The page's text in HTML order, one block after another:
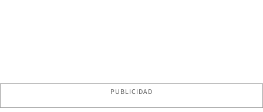
PUBLICIDAD